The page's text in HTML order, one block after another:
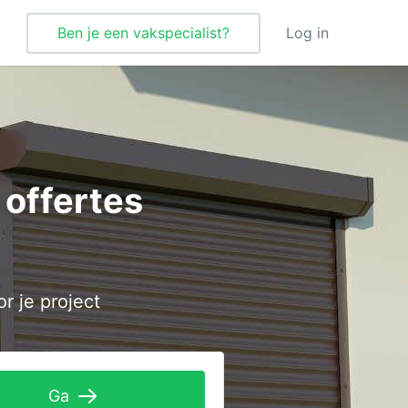
Ben je een vakspecialist? Log in
Vloeren
Vloerverwarming
Vochtbestrijding
Warmtepomp
Wellness
Zonnepanelen
offertes
je project
Ga